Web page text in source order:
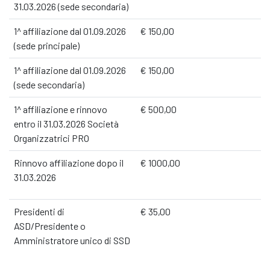
31.03.2026 (sede secondaria)
1^ affiliazione dal 01.09.2026
(sede principale)
€ 150,00
1^ affiliazione dal 01.09.2026
(sede secondaria)
€ 150,00
1^ affiliazione e rinnovo
entro il 31.03.2026 Società
Organizzatrici PRO
€ 500,00
Rinnovo affiliazione dopo il
31.03.2026
€ 1000,00
Presidenti di
ASD/Presidente o
Amministratore unico di SSD
€ 35,00